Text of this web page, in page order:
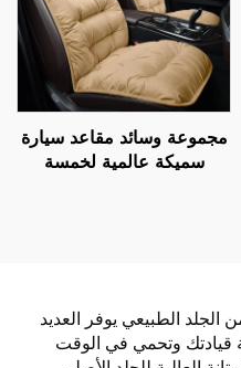
مجموعة وسائد مقاعد سيارة
سميكة عالمية لخمسة
الطبيعي يوفر العديد
قيادتك وتحمي في الوقت